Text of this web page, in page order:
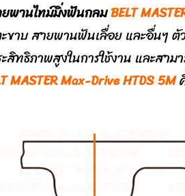
พานไทม์มิ่งฟันกลมBELT
ขาบ สายพานฟันเลื่อย และอื่นๆ
ทธิภาพสูงในการใช้งาน และสา
MASTER Max-Drive HTDS 5M